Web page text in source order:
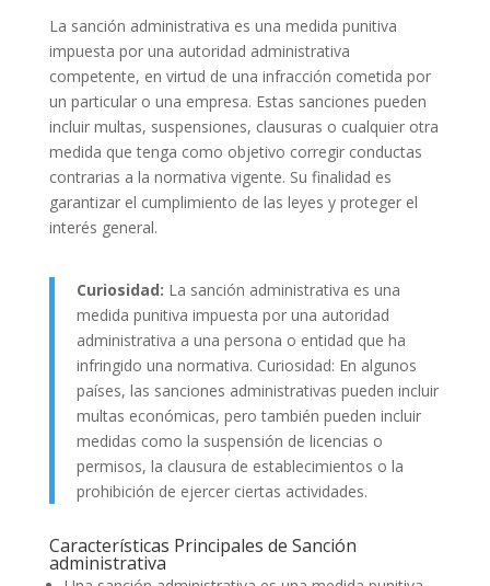
La sanción administrativa es una medida punitiva
impuesta por una autoridad administrativa
competente, en virtud de una infracción cometida por
un particular o una empresa. Estas sanciones pueden
incluir multas, suspensiones, clausuras o cualquier otra
medida que tenga como objetivo corregir conductas
contrarias a la normativa vigente. Su finalidad es
garantizar el cumplimiento de las leyes y proteger el
interés general.
Curiosidad: La sanción administrativa es una
medida punitiva impuesta por una autoridad
administrativa a una persona o entidad que ha
infringido una normativa. Curiosidad: En algunos
países, las sanciones administrativas pueden incluir
multas económicas, pero también pueden incluir
medidas como la suspensión de licencias o
permisos, la clausura de establecimientos o la
prohibición de ejercer ciertas actividades.
Características Principales de Sanción
administrativa